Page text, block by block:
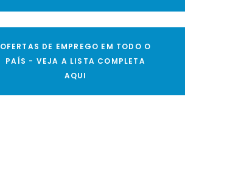
OFERTAS DE EMPREGO EM TODO O
PAÍS - VEJA A LISTA COMPLETA
AQUI